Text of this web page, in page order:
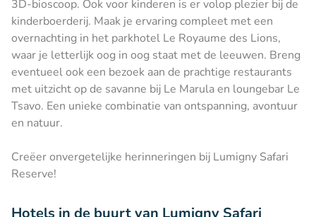
3D-bioscoop. Ook voor kinderen is er volop plezier bij de
kinderboerderij. Maak je ervaring compleet met een
overnachting in het parkhotel Le Royaume des Lions,
waar je letterlijk oog in oog staat met de leeuwen. Breng
eventueel ook een bezoek aan de prachtige restaurants
met uitzicht op de savanne bij Le Marula en loungebar Le
Tsavo. Een unieke combinatie van ontspanning, avontuur
en natuur.
Creëer onvergetelijke herinneringen bij Lumigny Safari
Reserve!
Hotels in de buurt van Lumigny Safari